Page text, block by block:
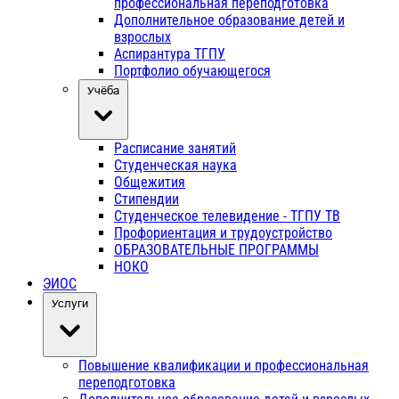
профессиональная переподготовка
Дополнительное образование детей и
взрослых
Аспирантура ТГПУ
Портфолио обучающегося
Учёба
Расписание занятий
Студенческая наука
Общежития
Стипендии
Студенческое телевидение - ТГПУ ТВ
Профориентация и трудоустройство
ОБРАЗОВАТЕЛЬНЫЕ ПРОГРАММЫ
НОКО
ЭИОС
Услуги
Повышение квалификации и профессиональная
переподготовка